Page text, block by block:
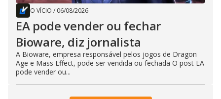
O VÍCIO / 06/08/2026
EA pode vender ou fechar
Bioware, diz jornalista
A Bioware, empresa responsável pelos jogos de Dragon
Age e Mass Effect, pode ser vendida ou fechada O post EA
pode vender ou...